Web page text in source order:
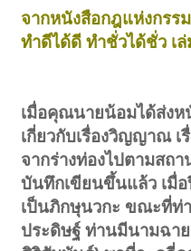
จากหนังสือกฎแห่งกรรม
ทำดีได้ดี ทำชั่วได้ชั่ว เล่
เมื่อคุณนายน้อมได้ส่งห
เกี่ยวกับเรื่องวิญญาณ
จากร่างท่องไปตามสถ
บันทึกเขียนขึ้นแล้ว เมื่
เป็นภิกษุนวกะ ขณะที่ท่
ประดิษฐ์ ท่านมีนามฉา